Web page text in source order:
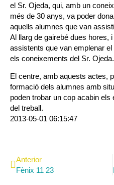
el Sr. Ojeda, qui, amb un
més de 30 anys, va poder
aquells alumnes que van
Al llarg de gairebé dues hores,
assistents que van emplenar
els coneixements del Sr. Ojeda.
El centre, amb aquests actes,
formació dels alumnes amb
poden trobar un cop acabin els
del treball.
2013-05-01 06:15:47
Anterior
Fènix 11 23